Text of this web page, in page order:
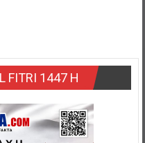
FITRI 1447 H